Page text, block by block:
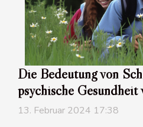
Die Bedeutung von
psychische
13. Februar 2024 17:38